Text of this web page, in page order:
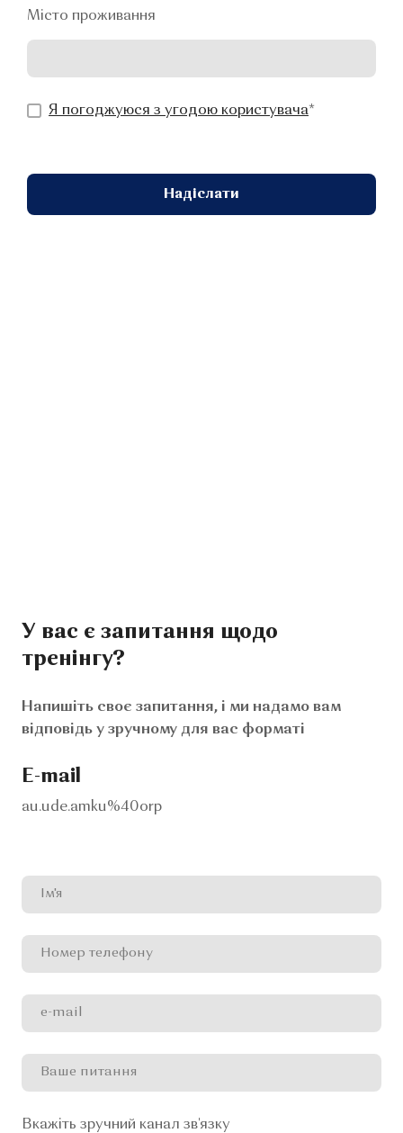
Місто проживання
Я погоджуюся з угодою користувача*
Надіслати
У вас є запитання щодо
тренінгу?
Напишіть своє запитання, і ми надамо вам
відповідь у зручному для вас форматі
E-mail
au.ude.amku%40orp
Вкажіть зручний канал зв'язку